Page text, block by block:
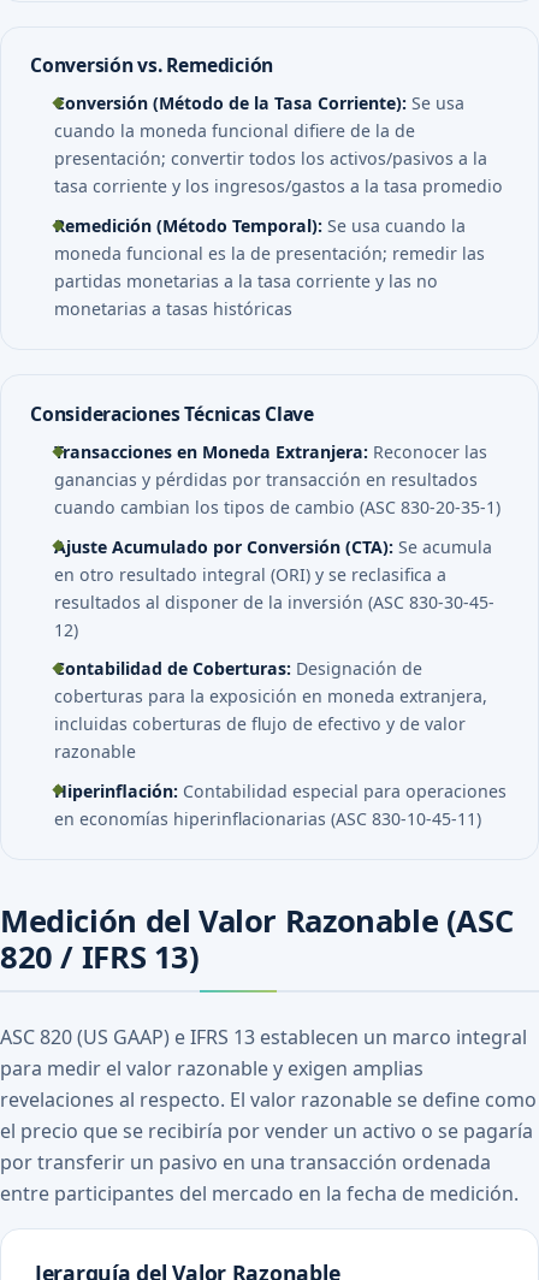
Conversión vs. Remedición
Conversión (Método de la Tasa Corriente): Se usa
cuando la moneda funcional difiere de la de
presentación; convertir todos los activos/pasivos a la
tasa corriente y los ingresos/gastos a la tasa promedio
Remedición (Método Temporal): Se usa cuando la
moneda funcional es la de presentación; remedir las
partidas monetarias a la tasa corriente y las no
monetarias a tasas históricas
Consideraciones Técnicas Clave
Transacciones en Moneda Extranjera: Reconocer las
ganancias y pérdidas por transacción en resultados
cuando cambian los tipos de cambio (ASC 830-20-35-1)
Ajuste Acumulado por Conversión (CTA): Se acumula
en otro resultado integral (ORI) y se reclasifica a
resultados al disponer de la inversión (ASC 830-30-45-
12)
Contabilidad de Coberturas: Designación de
coberturas para la exposición en moneda extranjera,
incluidas coberturas de flujo de efectivo y de valor
razonable
Hiperinflación: Contabilidad especial para operaciones
en economías hiperinflacionarias (ASC 830-10-45-11)
Medición del Valor Razonable (ASC
820 / IFRS 13)
ASC 820 (US GAAP) e IFRS 13 establecen un marco integral
para medir el valor razonable y exigen amplias
revelaciones al respecto. El valor razonable se define como
el precio que se recibiría por vender un activo o se pagaría
por transferir un pasivo en una transacción ordenada
entre participantes del mercado en la fecha de medición.
Jerarquía del Valor Razonable